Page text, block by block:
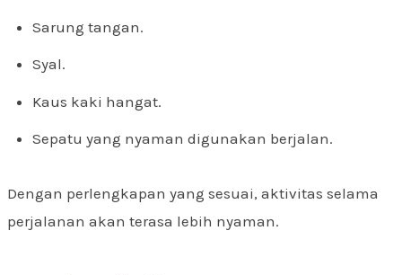
Sarung tangan.
Syal.
Kaus kaki hangat.
Sepatu yang nyaman digunakan berjalan.
Dengan perlengkapan yang sesuai, aktivitas selama
perjalanan akan terasa lebih nyaman.